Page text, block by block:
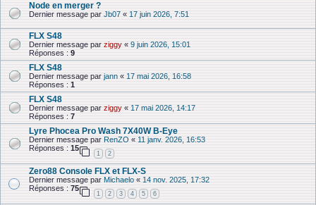
Node en merger ?
Dernier message par Jb07 « 17 juin 2026, 7:51
FLX S48
Dernier message par ziggy « 9 juin 2026, 15:01
Réponses : 9
FLX S48
Dernier message par jann « 17 mai 2026, 16:58
Réponses : 1
FLX S48
Dernier message par ziggy « 17 mai 2026, 14:17
Réponses : 7
Lyre Phocea Pro Wash 7X40W B-Eye
Dernier message par RenZO « 11 janv. 2026, 16:53
Réponses : 15
1 2
Zero88 Console FLX et FLX-S
Dernier message par Michaelo « 14 nov. 2025, 17:32
Réponses : 75
1 2 3 4 5 6